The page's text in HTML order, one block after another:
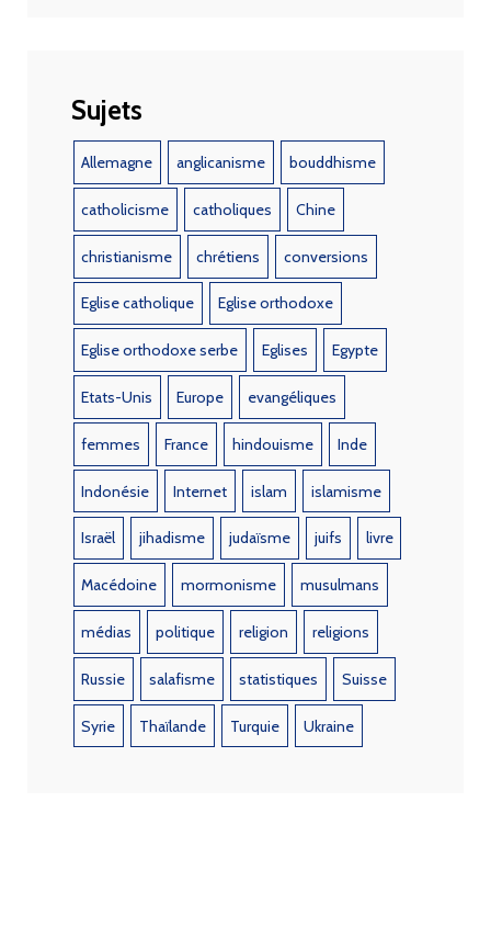
Sujets
Allemagne anglicanisme bouddhisme
catholicisme catholiques Chine
christianisme chrétiens conversions
Eglise catholique Eglise orthodoxe
Eglise orthodoxe serbe Eglises Egypte
Etats-Unis Europe evangéliques
femmes France hindouisme Inde
Indonésie Internet islam islamisme
Israël jihadisme judaïsme juifs livre
Macédoine mormonisme musulmans
médias politique religion religions
Russie salafisme statistiques Suisse
Syrie Thaïlande Turquie Ukraine